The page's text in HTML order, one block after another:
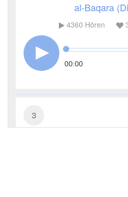
al-Baqara
4360 Hören
00:00
3